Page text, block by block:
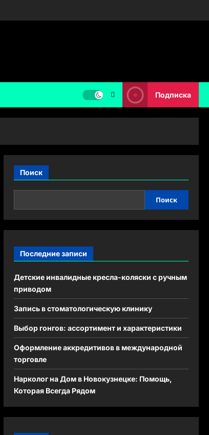
Подписка
Поиск
Поиск
Последние записи
Детские инвалидные кресла-коляски с ручным
приводом
Запись в стоматологическую клинику
Выбор гонгов: ассортимент и характеристики
Оформление аккредитивов в международной
торговле
Нарколог на Дом в Новокузнецке: Помощь,
Которая Всегда Рядом